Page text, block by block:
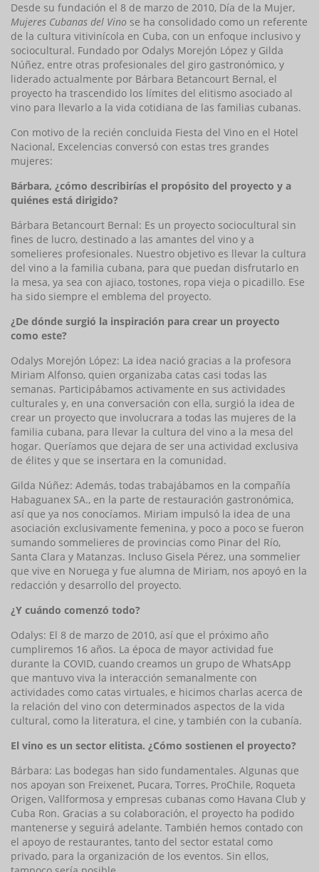
Desde su fundación el 8 de marzo de 2010, Día de la Mujer,
Mujeres Cubanas del Vino se ha consolidado como un referente
de la cultura vitivinícola en Cuba, con un enfoque inclusivo y
sociocultural. Fundado por Odalys Morejón López y Gilda
Núñez, entre otras profesionales del giro gastronómico, y
liderado actualmente por Bárbara Betancourt Bernal, el
proyecto ha trascendido los límites del elitismo asociado al
vino para llevarlo a la vida cotidiana de las familias cubanas.
Con motivo de la recién concluida Fiesta del Vino en el Hotel
Nacional, Excelencias conversó con estas tres grandes
mujeres:
Bárbara, ¿cómo describirías el propósito del proyecto y a
quiénes está dirigido?
Bárbara Betancourt Bernal: Es un proyecto sociocultural sin
fines de lucro, destinado a las amantes del vino y a
somelieres profesionales. Nuestro objetivo es llevar la cultura
del vino a la familia cubana, para que puedan disfrutarlo en
la mesa, ya sea con ajiaco, tostones, ropa vieja o picadillo. Ese
ha sido siempre el emblema del proyecto.
¿De dónde surgió la inspiración para crear un proyecto
como este?
Odalys Morejón López: La idea nació gracias a la profesora
Miriam Alfonso, quien organizaba catas casi todas las
semanas. Participábamos activamente en sus actividades
culturales y, en una conversación con ella, surgió la idea de
crear un proyecto que involucrara a todas las mujeres de la
familia cubana, para llevar la cultura del vino a la mesa del
hogar. Queríamos que dejara de ser una actividad exclusiva
de élites y que se insertara en la comunidad.
Gilda Núñez: Además, todas trabajábamos en la compañía
Habaguanex SA., en la parte de restauración gastronómica,
así que ya nos conocíamos. Miriam impulsó la idea de una
asociación exclusivamente femenina, y poco a poco se fueron
sumando sommelieres de provincias como Pinar del Río,
Santa Clara y Matanzas. Incluso Gisela Pérez, una sommelier
que vive en Noruega y fue alumna de Miriam, nos apoyó en la
redacción y desarrollo del proyecto.
¿Y cuándo comenzó todo?
Odalys: El 8 de marzo de 2010, así que el próximo año
cumpliremos 16 años. La época de mayor actividad fue
durante la COVID, cuando creamos un grupo de WhatsApp
que mantuvo viva la interacción semanalmente con
actividades como catas virtuales, e hicimos charlas acerca de
la relación del vino con determinados aspectos de la vida
cultural, como la literatura, el cine, y también con la cubanía.
El vino es un sector elitista. ¿Cómo sostienen el proyecto?
Bárbara: Las bodegas han sido fundamentales. Algunas que
nos apoyan son Freixenet, Pucara, Torres, ProChile, Roqueta
Origen, Vallformosa y empresas cubanas como Havana Club y
Cuba Ron. Gracias a su colaboración, el proyecto ha podido
mantenerse y seguirá adelante. También hemos contado con
el apoyo de restaurantes, tanto del sector estatal como
privado, para la organización de los eventos. Sin ellos,